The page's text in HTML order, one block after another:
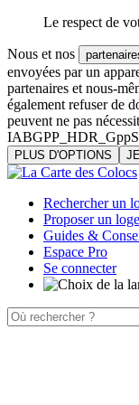
Le respect de
Nous et nos
envoyées par un
partenaires et nous-
également refuser de
peuvent ne pas
PLUS D'OPTIONS
Rechercher un
Proposer un
Guides &
Espace Pro
Se connecter